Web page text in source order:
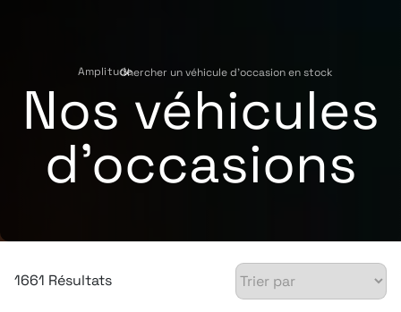
Amplitude
›
Chercher un véhicule d'occasion en stock
Nos véhicules
d'occasions
1661 Résultats